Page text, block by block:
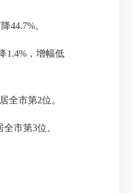
44.7%。
1.4%， 增幅低
全市第2位。
全市第3位。